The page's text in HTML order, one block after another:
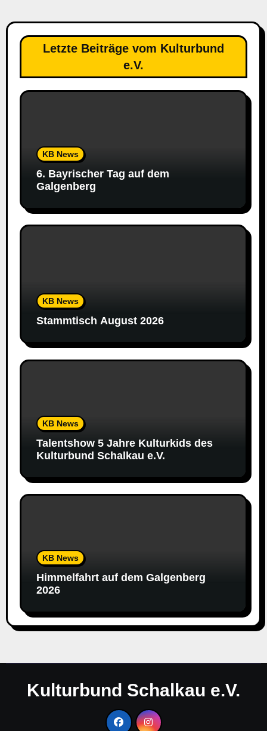
Letzte Beiträge vom Kulturbund
e.V.
KB News
6. Bayrischer Tag auf dem
Galgenberg
KB News
Stammtisch August 2026
KB News
Talentshow 5 Jahre Kulturkids des
Kulturbund Schalkau e.V.
KB News
Himmelfahrt auf dem Galgenberg
2026
Kulturbund Schalkau e.V.